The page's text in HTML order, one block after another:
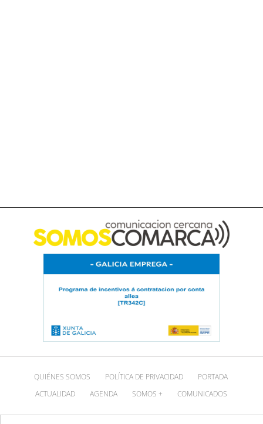
QUIÉNES SOMOS POLÍTICA DE PRIVACIDAD
PORTADA
ACTUALIDAD
AGENDA SOMOS + COMUNICADOS